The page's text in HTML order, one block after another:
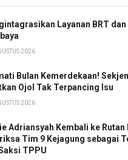
Layanan BRT dan
2026
Bulan Kemerdekaan!
Ojol Tak Terpancing Isu
2026
Adriansyah Kembali ke Rutan
Tim 9 Kejagung sebagai
TPPU